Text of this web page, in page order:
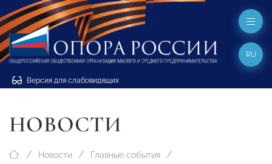
Версия для слабовидящих
RU
НОВОСТИ
Новости Главные события